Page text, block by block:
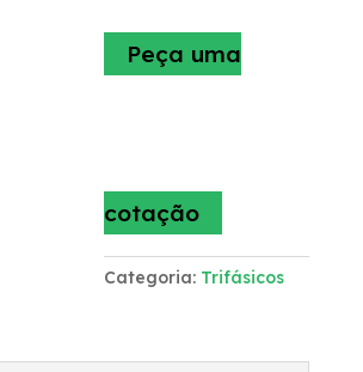
Peça uma
cotação
Categoria: Trifásicos